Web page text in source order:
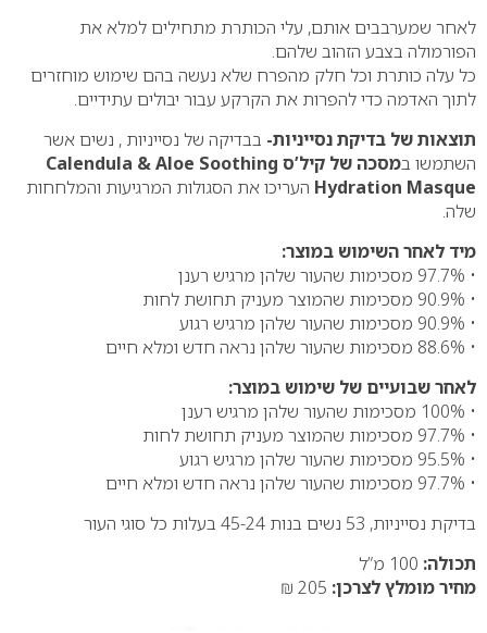
לאחר שמערבבים אותם, עלי הכותרת מתחילים למלא את
הפורמולה בצבע הזהוב שלהם.
כל עלה כותרת וכל חלק מהפרח שלא נעשה בהם שימוש מוחזרים
לתוך האדמה כדי להפרות את הקרקע עבור יבולים עתידיים.
תוצאות של בדיקת נסייניות- בבדיקה של נסייניות , נשים אשר
השתמשו ב
מסכה של קיל’ס Calendula & Aloe Soothing
Hydration Masque העריכו את הסגולות המרגיעות והמלחחות
שלה.
מיד לאחר השימוש במוצר:
• 97.7% מסכימות שהעור שלהן מרגיש רענן
• 90.9% מסכימות שהמוצר מעניק תחושת לחות
• 90.9% מסכימות שהעור שלהן מרגיש רגוע
• 88.6% מסכימות שהעור שלהן נראה חדש ומלא חיים
לאחר שבועיים של שימוש במוצר:
• 100% מסכימות שהעור שלהן מרגיש רענן
• 97.7% מסכימות שהמוצר מעניק תחושת לחות
• 95.5% מסכימות שהעור שלהן מרגיש רגוע
• 97.7% מסכימות שהעור שלהן נראה חדש ומלא חיים
בדיקת נסייניות, 53 נשים בנות 45-24 בעלות כל סוגי העור
תכולה:
מחיר מומלץ לצרכן: